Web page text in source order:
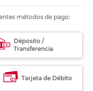
métodos de pago:
Déposito /
Transferencia
Tarjeta de Débito